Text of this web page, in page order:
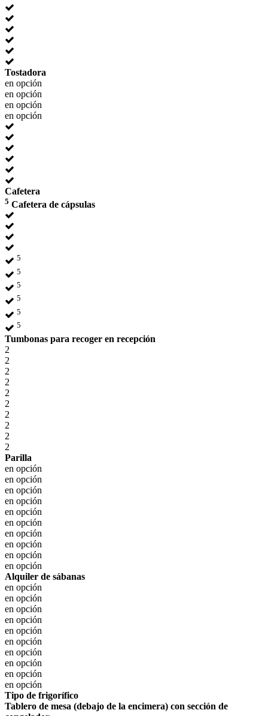
Tostadora
en opción
en opción
en opción
en opción
Cafetera
5 Cafetera de cápsulas
5
5
5
5
5
5
Tumbonas para recoger en recepción
2
2
2
2
2
2
2
2
2
2
Parilla
en opción
en opción
en opción
en opción
en opción
en opción
en opción
en opción
en opción
en opción
Alquiler de sábanas
en opción
en opción
en opción
en opción
en opción
en opción
en opción
en opción
en opción
en opción
Tipo de frigorífico
Tablero de mesa (debajo de la encimera) con sección de